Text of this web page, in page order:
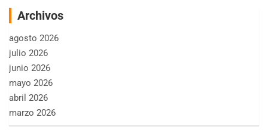
Archivos
agosto 2026
julio 2026
junio 2026
mayo 2026
abril 2026
marzo 2026